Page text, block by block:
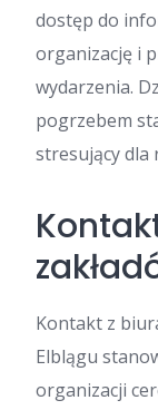
dostęp do
organizację i
wydarzenia.
pogrzebem
stresujący dla
Kontakt z
Elblągu
organizacji